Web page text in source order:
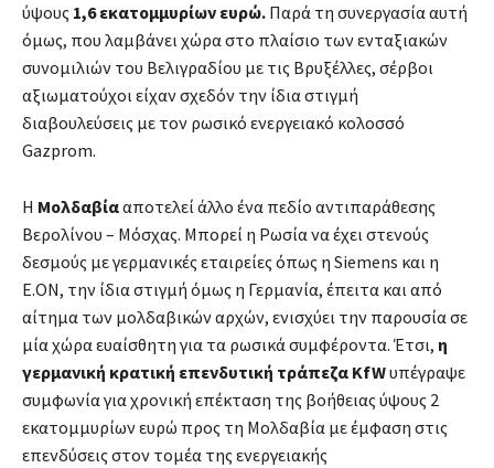
ύψους 1,6 εκατομμυρίων ευρώ. Παρά τη συνεργασία αυτή
όμως, που λαμβάνει χώρα στο πλαίσιο των ενταξιακών
συνομιλιών του Βελιγραδίου με τις Βρυξέλλες, σέρβοι
αξιωματούχοι είχαν σχεδόν την ίδια στιγμή
διαβουλεύσεις με τον ρωσικό ενεργειακό κολοσσό
Gazprom.
Η Μολδαβίααποτελεί άλλο ένα πεδίο αντιπαράθεσης
Βερολίνου – Μόσχας. Μπορεί η Ρωσία να έχει στενούς
δεσμούς με γερμανικές εταιρείες όπως η Siemens και η
Ε.ΟΝ, την ίδια στιγμή όμως η Γερμανία, έπειτα και από
αίτημα των μολδαβικών αρχών, ενισχύει την παρουσία σε
μία χώρα ευαίσθητη για τα ρωσικά συμφέροντα. Έτσι, η
γερμανική κρατική επενδυτική τράπεζα KfWυπέγραψε
συμφωνία για χρονική επέκταση της βοήθειας ύψους 2
εκατομμυρίων ευρώ προς τη Μολδαβία με έμφαση στις
επενδύσεις στον τομέα της ενεργειακής